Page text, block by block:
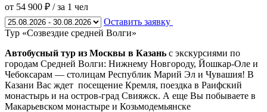
от 54 900 ₽ / за 1 чел
Оставить заявку
Тур «Созвездие средней Волги»
Автобусный тур из Москвы в Казань с экскурсиями по
городам Средней Волги: Нижнему Новгороду, Йошкар-Оле и
Чебоксарам — столицам Республик Марий Эл и Чувашия! В
Казани Вас ждет посещение Кремля, поездка в Раифский
монастырь и на остров-град Свияжск. А еще Вы побываете в
Макарьевском монастыре и Козьмодемьянске